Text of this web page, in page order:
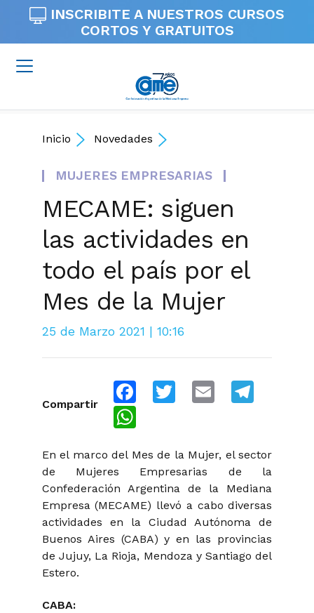
INSCRIBITE A NUESTROS CURSOS
CORTOS Y GRATUITOS
Inicio Novedades
MUJERES EMPRESARIAS
MECAME: siguen
las actividades en
todo el país por el
Mes de la Mujer
25 de Marzo 2021 | 10:16
Compartir
FacebookTwitter Email
En el marco del Mes de la Mujer, el sector
de Mujeres Empresarias de la
Confederación Argentina de la Mediana
Empresa (MECAME) llevó a cabo diversas
actividades en la Ciudad Autónoma de
Buenos Aires (CABA) y en las provincias
de Jujuy, La Rioja, Mendoza y Santiago del
Estero.
CABA: